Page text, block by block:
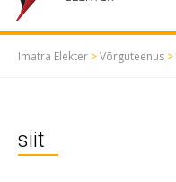
Imatra Elekter >Võrguteenus >
siit